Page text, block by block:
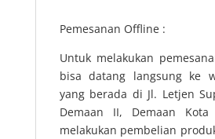
Pemesanan Offline :
Untuk melakukan
bisa datang langsung ke
yang berada di Jl. Letjen
Demaan II, Demaan
melakukan pembelian